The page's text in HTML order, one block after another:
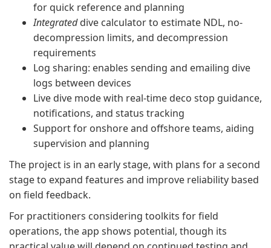
for quick reference and planning
Integrateddive calculator to estimate NDL, no-
decompression limits, and decompression
requirements
Log sharing: enables sending and emailing dive
logs between devices
Live dive mode with real-time deco stop guidance,
notifications, and status tracking
Support for onshore and offshore teams, aiding
supervision and planning
The project is in an early stage, with plans for a second
stage to expand features and improve reliability based
on field feedback.
For practitioners considering toolkits for field
operations, the app shows potential, though its